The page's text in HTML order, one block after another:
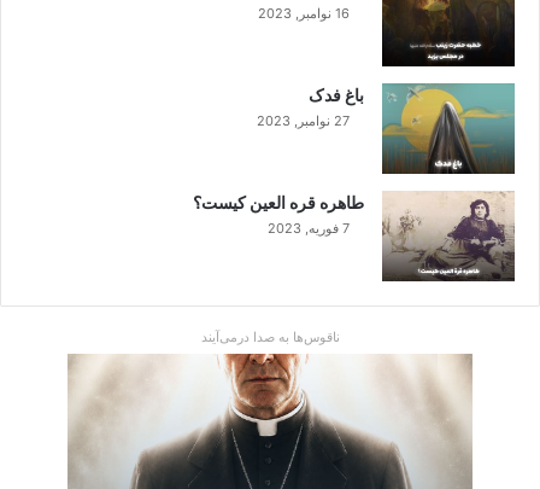
16 نوامبر, 2023
باغ فدک
27 نوامبر, 2023
طاهره قره العین کیست؟
7 فوریه, 2023
ناقوس‌ها به صدا در‌می‌آیند